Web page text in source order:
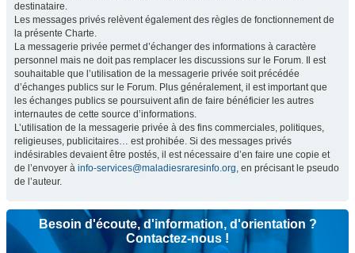
destinataire.
Les messages privés relèvent également des règles de fonctionnement de
la présente Charte.
La messagerie privée permet d’échanger des informations à caractère
personnel mais ne doit pas remplacer les discussions sur le Forum. Il est
souhaitable que l’utilisation de la messagerie privée soit précédée
d’échanges publics sur le Forum. Plus généralement, il est important que
les échanges publics se poursuivent afin de faire bénéficier les autres
internautes de cette source d’informations.
L’utilisation de la messagerie privée à des fins commerciales, politiques,
religieuses, publicitaires… est prohibée. Si des messages privés
indésirables devaient être postés, il est nécessaire d’en faire une copie et
de l’envoyer à info-services@maladiesraresinfo.org, en précisant le pseudo
de l’auteur.
Besoin d'écoute, d'information, d'orientation ?
Contactez-nous !